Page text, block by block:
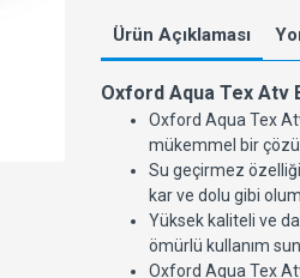
Ürün Açıklaması
Oxford Aqua Tex Atv
Oxford Aqua Tex
mükemmel bir
Su geçirmez
kar ve dolu gibi
Yüksek kaliteli ve
ömürlü kullanım
Oxford Aqua Tex